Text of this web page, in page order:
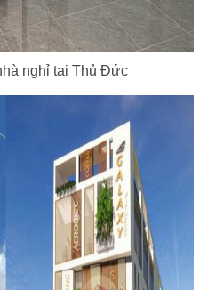
nghỉ tại Thủ Đức